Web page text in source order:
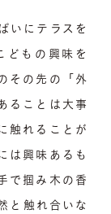
いにテラスを
どもの興味を
その先の「外
ることは大事
触れることが
は興味あるも
で掴み木の香
と触れ合いな